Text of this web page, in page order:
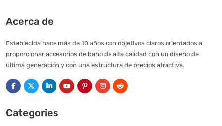
Acerca de
Establecida hace más de 10 años con objetivos claros orientados a
proporcionar accesorios de baño de alta calidad con un diseño de
última generación y con una estructura de precios atractiva.
Categories